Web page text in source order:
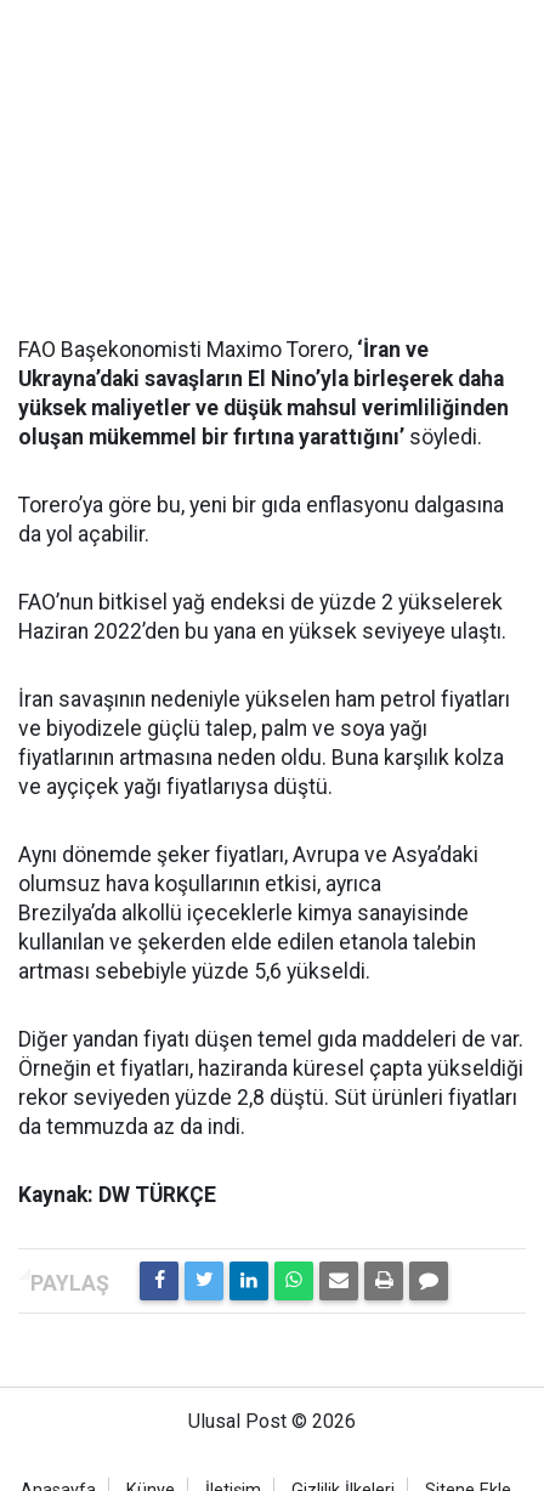
FAO Başekonomisti Maximo Torero, ‘İran ve
Ukrayna’daki savaşların El Nino’yla birleşerek daha
yüksek maliyetler ve düşük mahsul verimliliğinden
oluşan mükemmel bir fırtına yarattığını’ söyledi.
Torero’ya göre bu, yeni bir gıda enflasyonu dalgasına
da yol açabilir.
FAO’nun bitkisel yağ endeksi de yüzde 2 yükselerek
Haziran 2022’den bu yana en yüksek seviyeye ulaştı.
İran savaşının nedeniyle yükselen ham petrol fiyatları
ve biyodizele güçlü talep, palm ve soya yağı
fiyatlarının artmasına neden oldu. Buna karşılık kolza
ve ayçiçek yağı fiyatlarıysa düştü.
Aynı dönemde şeker fiyatları, Avrupa ve Asya’daki
olumsuz hava koşullarının etkisi, ayrıca
Brezilya’da alkollü içeceklerle kimya sanayisinde
kullanılan ve şekerden elde edilen etanola talebin
artması sebebiyle yüzde 5,6 yükseldi.
Diğer yandan fiyatı düşen temel gıda maddeleri de var.
Örneğin et fiyatları, haziranda küresel çapta yükseldiği
rekor seviyeden yüzde 2,8 düştü. Süt ürünleri fiyatları
da temmuzda az da indi.
Kaynak: DW TÜRKÇE
Ulusal Post © 2026